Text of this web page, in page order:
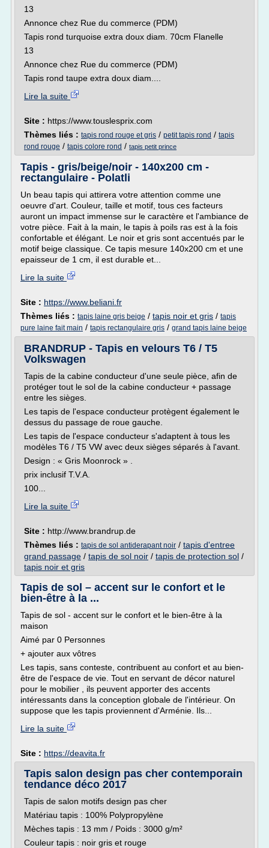
13
Annonce chez Rue du commerce (PDM)
Tapis rond turquoise extra doux diam. 70cm Flanelle
13
Annonce chez Rue du commerce (PDM)
Tapis rond taupe extra doux diam....
Lire la suite
Site : https://www.touslesprix.com
Thèmes liés : tapis rond rouge et gris / petit tapis rond / tapis
rond rouge / tapis colore rond / tapis petit prince
Tapis - gris/beige/noir - 140x200 cm -
rectangulaire - Polatli
Un beau tapis qui attirera votre attention comme une
oeuvre d'art. Couleur, taille et motif, tous ces facteurs
auront un impact immense sur le caractère et l'ambiance de
votre pièce. Fait à la main, le tapis à poils ras est à la fois
confortable et élégant. Le noir et gris sont accentués par le
motif beige classique. Ce tapis mesure 140x200 cm et une
epaisseur de 1 cm, il est durable et...
Lire la suite
Site : https://www.beliani.fr
Thèmes liés : tapis laine gris beige / tapis noir et gris / tapis
pure laine fait main / tapis rectangulaire gris / grand tapis laine beige
BRANDRUP - Tapis en velours T6 / T5
Volkswagen
Tapis de la cabine conducteur d'une seule pièce, afin de
protéger tout le sol de la cabine conducteur + passage
entre les sièges.
Les tapis de l'espace conducteur protègent également le
dessus du passage de roue gauche.
Les tapis de l'espace conducteur s'adaptent à tous les
modèles T6 / T5 VW avec deux sièges séparés à l'avant.
Design : « Gris Moonrock » .
prix inclusif T.V.A.
100...
Lire la suite
Site : http://www.brandrup.de
Thèmes liés : tapis de sol antiderapant noir / tapis d'entree
grand passage / tapis de sol noir / tapis de protection sol /
tapis noir et gris
Tapis de sol – accent sur le confort et le
bien-être à la ...
Tapis de sol - accent sur le confort et le bien-être à la
maison
Aimé par 0 Personnes
+ ajouter aux vôtres
Les tapis, sans conteste, contribuent au confort et au bien-
être de l'espace de vie. Tout en servant de décor naturel
pour le mobilier , ils peuvent apporter des accents
intéressants dans la conception globale de l'intérieur. On
suppose que les tapis proviennent d'Arménie. Ils...
Lire la suite
Site : https://deavita.fr
Tapis salon design pas cher contemporain
tendance déco 2017
Tapis de salon motifs design pas cher
Matériau tapis : 100% Polypropylène
Mèches tapis : 13 mm / Poids : 3000 g/m²
Couleur tapis : noir gris et rouge